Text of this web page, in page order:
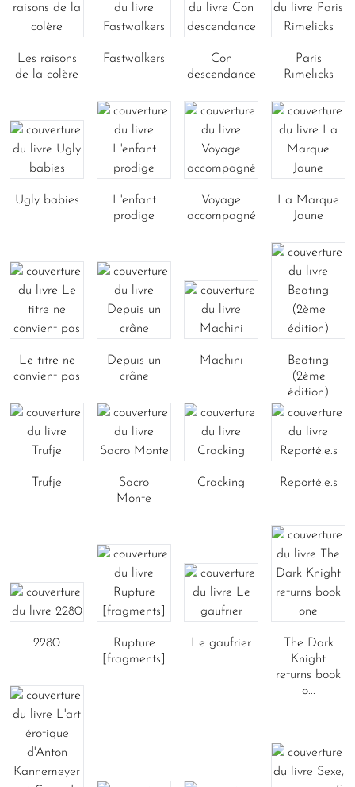
Les raisons
de la colère
Fastwalkers
Con
descendance
Paris
Rimelicks
Ugly babies
L'enfant
prodige
Voyage
accompagné
La Marque
Jaune
Le titre ne
convient pas
Depuis un
crâne
Machini
Beating
(2ème
édition)
Trufje
Sacro
Monte
Cracking Reporté.e.s
2280
Rupture
[fragments]
Le gaufrier
The Dark
Knight
returns book
o...